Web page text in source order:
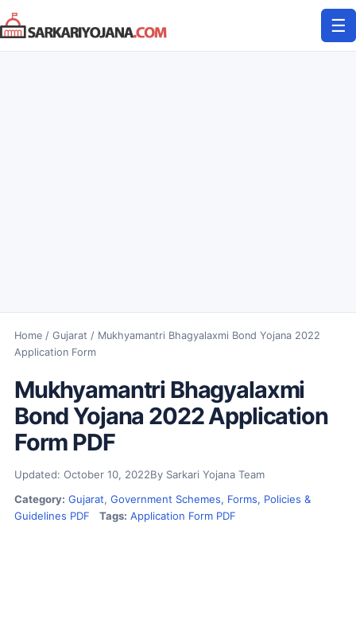
Skip
to
content
☰
Home/ Gujarat / Mukhyamantri Bhagyalaxmi Bond Yojana 2022
Application Form
Mukhyamantri Bhagyalaxmi
Bond Yojana 2022 Application
Form PDF
Updated: October 10, 2022By Sarkari Yojana Team
Category: Gujarat, Government Schemes, Forms, Policies &
Guidelines PDF
Tags: Application Form PDF